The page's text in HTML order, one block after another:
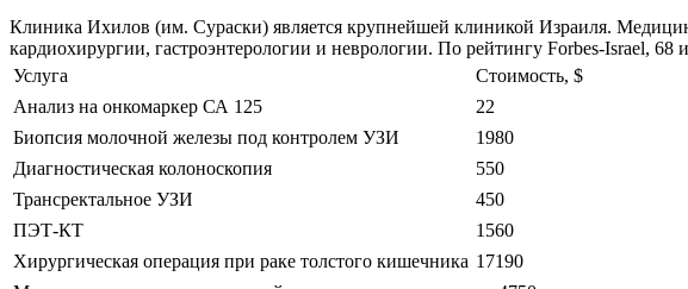
Клиника Ихилов (им. Сураски) является крупнейшей клиникой Израиля.
кардиохирургии, гастроэнтерологии и неврологии. По рейтингу Forbes-Israel,
Услуга
Стоимость, $
Анализ на онкомаркер СА 125
22
Биопсия молочной железы под контролем УЗИ
1980
Диагностическая колоноскопия
550
Трансректальное УЗИ
450
ПЭТ-КТ
1560
Хирургическая операция при раке толстого кишечника 17190